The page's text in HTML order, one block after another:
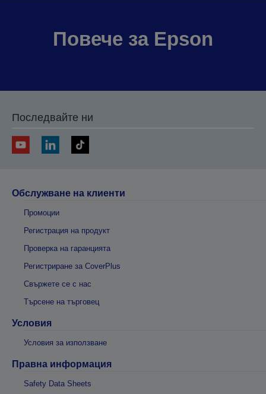
Повече за Epson
Последвайте ни
Обслужване на клиенти
Промоции
Регистрация на продукт
Проверка на гаранцията
Регистриране за CoverPlus
Свържете се с нас
Търсене на търговец
Условия
Условия за използване
Правна информация
Safety Data Sheets